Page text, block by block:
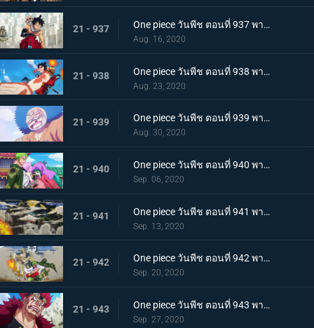
21 - 937 One piece วันพีช ตอนที่ 937 พากย์ไทย โทโนะยาสุ! ผู้เป็นที่รักของเมืองเอบิสุ!
Aug. 16, 2020
21 - 938 One piece วันพีช ตอนที่ 938 พากย์ไทย สะเทือนทั่วหล้า ตัวตนที่แท้จริงของจอมโจรเจ้าหนูสามฉลู
Aug. 23, 2020
21 - 939 One piece วันพีช ตอนที่ 939 พากย์ไทย ความเจ็บปวดของพวกพ้อง! การช่วยเหลือโทโนะยาสุที่ถูกจับ
Aug. 30, 2020
21 - 940 One piece วันพีช ตอนที่ 940 พากย์ไทย ความโกรธของโซโล ตัวตนที่แท้จริงของผลสไมล์!
Sep. 06, 2020
21 - 941 One piece วันพีช ตอนที่ 941 พากย์ไทย น้ำตาโทโกะ ลูกปืนที่ไร้ความรู้สึกของโอโรจิ!
Sep. 13, 2020
21 - 942 One piece วันพีช ตอนที่ 942 พากย์ไทย ใส่ให้ยับ! ความวุ่นวาย! การต่อสู้ที่ลานประหาร
Sep. 20, 2020
21 - 943 One piece วันพีช ตอนที่ 943 พากย์ไทย การตัดสินใจของลูฟี่ ทลายการแข่งซูโม่นรก!
Sep. 27, 2020